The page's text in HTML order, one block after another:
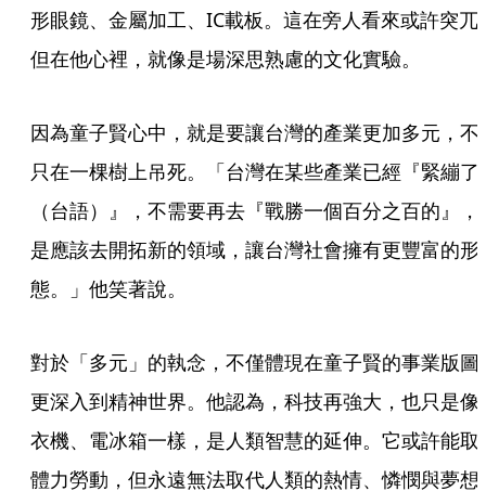
形眼鏡、金屬加工、IC載板。這在旁人看來或許突兀
但在他心裡，就像是場深思熟慮的文化實驗。
因為童子賢心中，就是要讓台灣的產業更加多元，不
只在一棵樹上吊死。「台灣在某些產業已經『緊繃了
（台語）』，不需要再去『戰勝一個百分之百的』，
是應該去開拓新的領域，讓台灣社會擁有更豐富的形
態。」他笑著說。
對於「多元」的執念，不僅體現在童子賢的事業版圖
更深入到精神世界。他認為，科技再強大，也只是像
衣機、電冰箱一樣，是人類智慧的延伸。它或許能取
體力勞動，但永遠無法取代人類的熱情、憐憫與夢想